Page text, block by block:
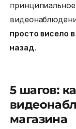
просто висело
назад.
5 шагов:
магазина